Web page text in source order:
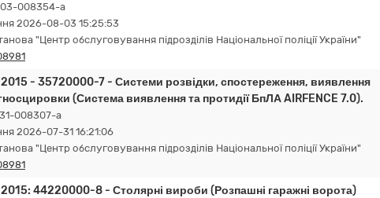
008354-a
2026-08-03 15:25:53
"Центр обслуговування підрозділів Національної поліції України"
- 35720000-7 - Системи розвідки, спостереження, виявлення
(Система виявлення та протидії БпЛА AIRFENCE 7.0).
008307-a
2026-07-31 16:21:06
"Центр обслуговування підрозділів Національної поліції України"
44220000-8 - Столярні вироби (Розпашні гаражні ворота)